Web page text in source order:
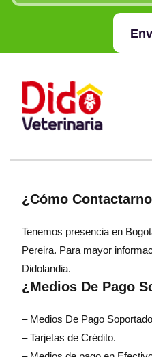
¿Cómo
Tenemos presencia en
Pereira. Para mayor
Didolandia.
¿Medios De Pago
– Medios De Pago
– Tarjetas de Crédito.